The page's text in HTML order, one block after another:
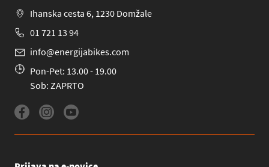
Ihanska cesta 6, 1230 Domžale
01 721 13 94
info@energijabikes.com
Pon-Pet: 13.00 - 19.00
Sob: ZAPRTO